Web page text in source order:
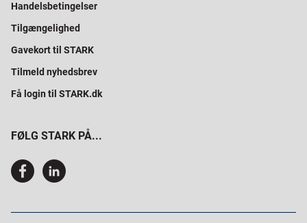
Handelsbetingelser
Tilgængelighed
Gavekort til STARK
Tilmeld nyhedsbrev
Få login til STARK.dk
FØLG STARK PÅ...